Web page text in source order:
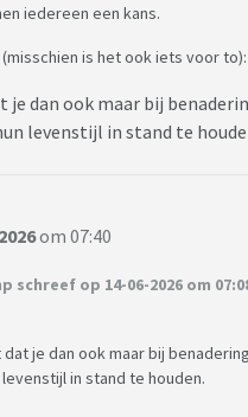
iedereen een kans.
is het ook iets voor to):
je dan ook maar bij
levenstijl in stand te
om 07:40
schreef op 14-06-2026 om
je dan ook maar bij
in stand te houden.